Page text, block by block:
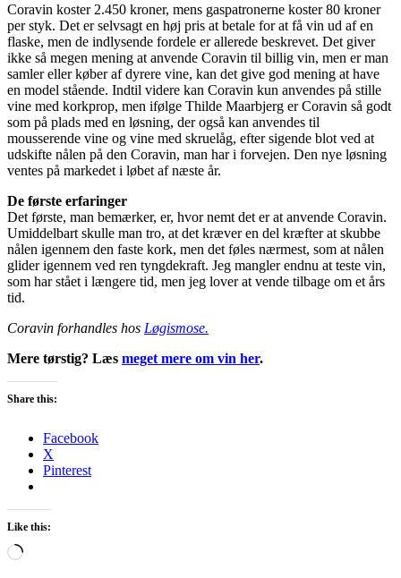
Coravin koster 2.450 kroner, mens gaspatronerne koster 80 kroner
per styk. Det er selvsagt en høj pris at betale for at få vin ud af en
flaske, men de indlysende fordele er allerede beskrevet. Det giver
ikke så megen mening at anvende Coravin til billig vin, men er man
samler eller køber af dyrere vine, kan det give god mening at have
en model stående. Indtil videre kan Coravin kun anvendes på stille
vine med korkprop, men ifølge Thilde Maarbjerg er Coravin så godt
som på plads med en løsning, der også kan anvendes til
mousserende vine og vine med skruelåg, efter sigende blot ved at
udskifte nålen på den Coravin, man har i forvejen. Den nye løsning
ventes på markedet i løbet af næste år.
De første erfaringer
Det første, man bemærker, er, hvor nemt det er at anvende Coravin.
Umiddelbart skulle man tro, at det kræver en del kræfter at skubbe
nålen igennem den faste kork, men det føles nærmest, som at nålen
glider igennem ved ren tyngdekraft. Jeg mangler endnu at teste vin,
som har stået i længere tid, men jeg lover at vende tilbage om et års
tid.
Coravin forhandles hos Løgismose.
Mere tørstig? Læs meget mere om vin her.
Share this:
Facebook
X
Pinterest
Like this:
Loading…